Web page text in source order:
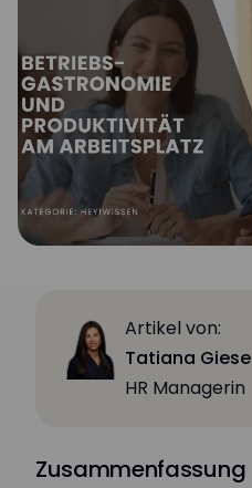
Artikel von:
Tatiana Giese
HR Managerin
Zusammenfassung